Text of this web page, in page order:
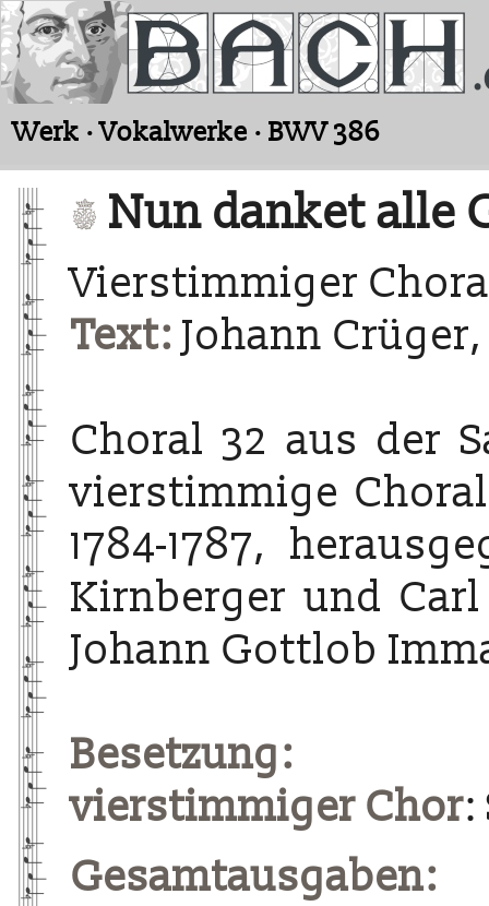
Werk · Vokalwerke · BWV 386
Nun danket alle
Vierstimmiger
Text: Johann Crüger,
Choral 32 aus der
vierstimmige
1784-1787,
Kirnberger und
Johann Gottlob
Besetzung:
vierstimmiger Chor:
Gesamtausgaben: